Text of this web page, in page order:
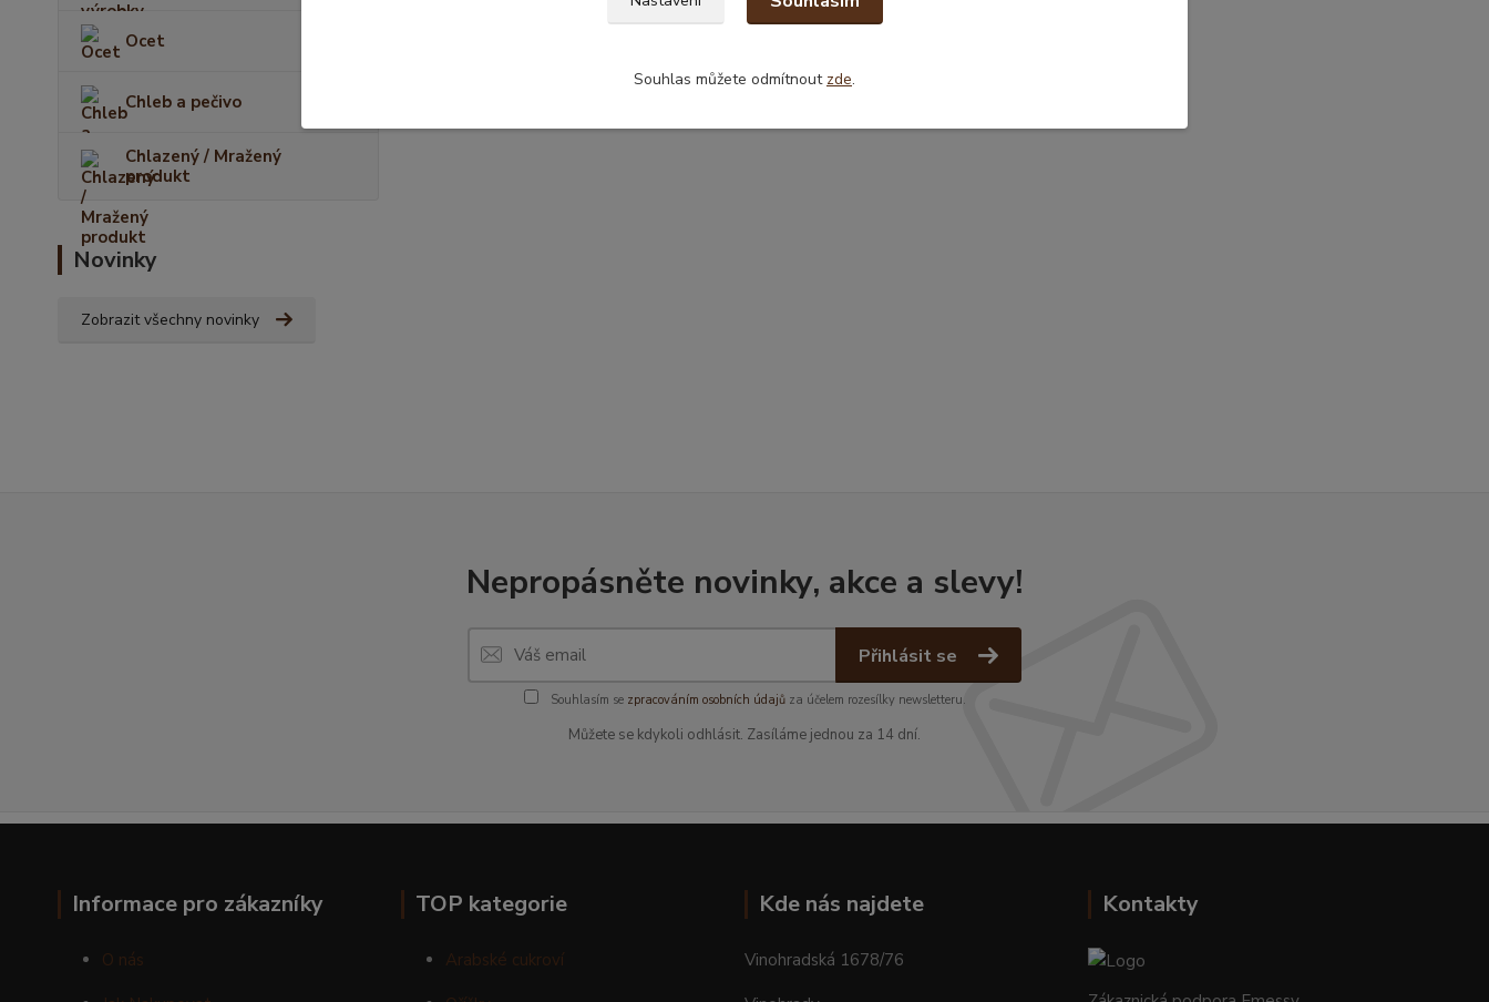
Ocet
Chleb a pečivo
Chlazený / Mražený
produkt
Novinky
Zobrazit všechny novinky
Nepropásněte novinky, akce a slevy!
Přihlásit se
Souhlasím se zpracováním osobních údajůza účelem rozesílky newsletteru.
Můžete se kdykoli odhlásit. Zasíláme jednou za 14 dní.
Informace pro zákazníky
O nás
TOP kategorie
Arabské cukroví
Kde nás najdete
Vinohradská 1678/76
Kontakty
Souhlas můžete odmítnout zde.